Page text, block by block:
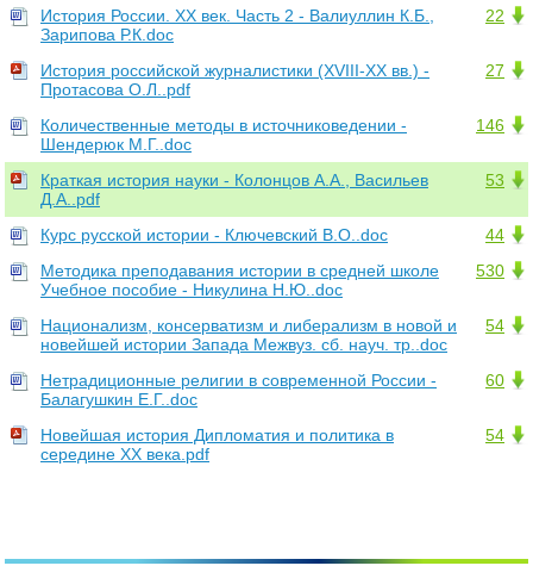
22
История России. XX век. Часть 2 - Валиуллин К.Б.,
Зарипова Р.К.doc
27
История российской журналистики (XVIII-XX вв.) -
Протасова О.Л..pdf
146
Количественные методы в источниковедении -
Шендерюк М.Г..doc
53
Краткая история науки - Колонцов А.А., Васильев
Д.А..pdf
44
Курс русской истории - Ключевский В.О..doc
530
Методика преподавания истории в средней школе
Учебное пособие - Никулина Н.Ю..doc
54
Национализм, консерватизм и либерализм в новой и
новейшей истории Запада Межвуз. сб. науч. тр..doc
60
Нетрадиционные религии в современной России -
Балагушкин Е.Г..doc
54
Новейшая история Дипломатия и политика в
середине XX века.pdf